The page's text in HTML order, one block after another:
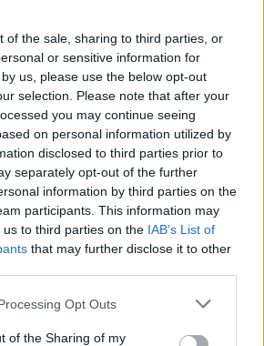
of the sale, sharing to third parties, or
or sensitive information for
us, please use the below opt-out
selection. Please note that after your
you may continue seeing
on personal information utilized by
disclosed to third parties prior to
separately opt-out of the further
information by third parties on the
participants. This information may
to third parties on the IAB’s List of
that may further disclose it to other
Opt Outs
of the Sharing of my